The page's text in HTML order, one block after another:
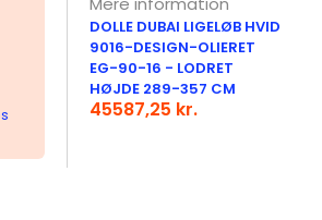
DOLLE DUBAI LIGELØB HVID
9016-DESIGN-OLIERET
EG-90-16 - LODRET
HØJDE 289-357 CM
45587,25 kr.